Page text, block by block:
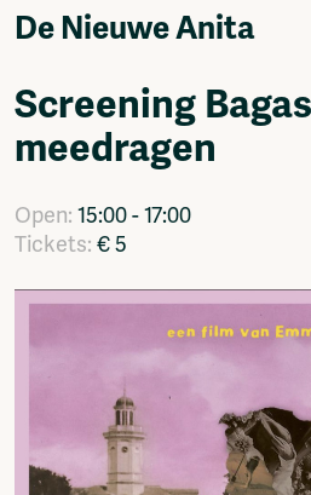
Video
Podcasts
Network
About
Subscribe
Jobs / Internships
Join
Shop
Advertise
Solidariteitsfonds
Projects
Ventilator Cinema
Anderworld Records
De Nieuwe Anita
Screening
meedragen
Open: 15:00 - 17:00
Tickets: € 5